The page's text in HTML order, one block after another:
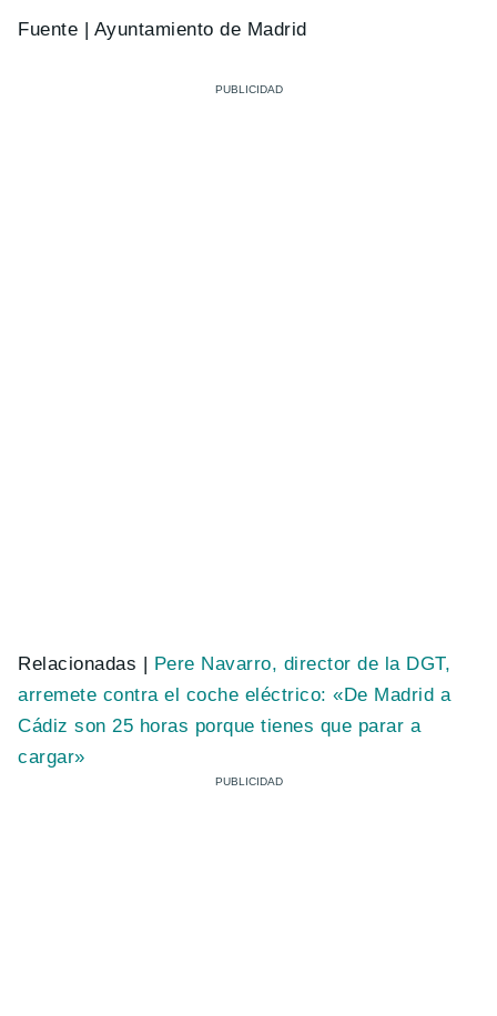
Fuente | Ayuntamiento de Madrid
Relacionadas | Pere Navarro, director de la DGT,
arremete contra el coche eléctrico: «De Madrid a
Cádiz son 25 horas porque tienes que parar a
cargar»